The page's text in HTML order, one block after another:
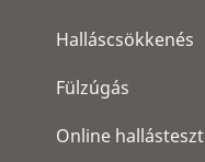
Halláscsökkenés
Fülzúgás
Online hallásteszt